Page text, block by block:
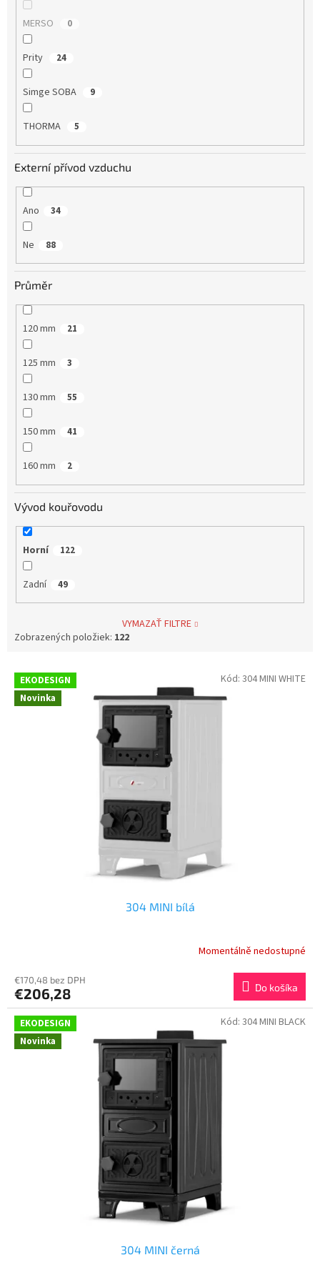
MERSO 0
Prity 24
Simge SOBA 9
THORMA 5
Externí přívod vzduchu
Ano 34
Ne 88
Průměr
120 mm 21
125 mm 3
130 mm 55
150 mm 41
160 mm 2
Vývod kouřovodu
Horní 122
Zadní 49
VYMAZAŤ FILTRE
Zobrazených položiek: 122
V
p
EKODESIGN
Novinka
304 MINI bílá
Momentálně nedostupné
€170,48 bez DPH
€206,28 Do košíka
Kód: 304 MINI WHITE
EKODESIGN
Novinka
304 MINI černá
Kód: 304 MINI BLACK